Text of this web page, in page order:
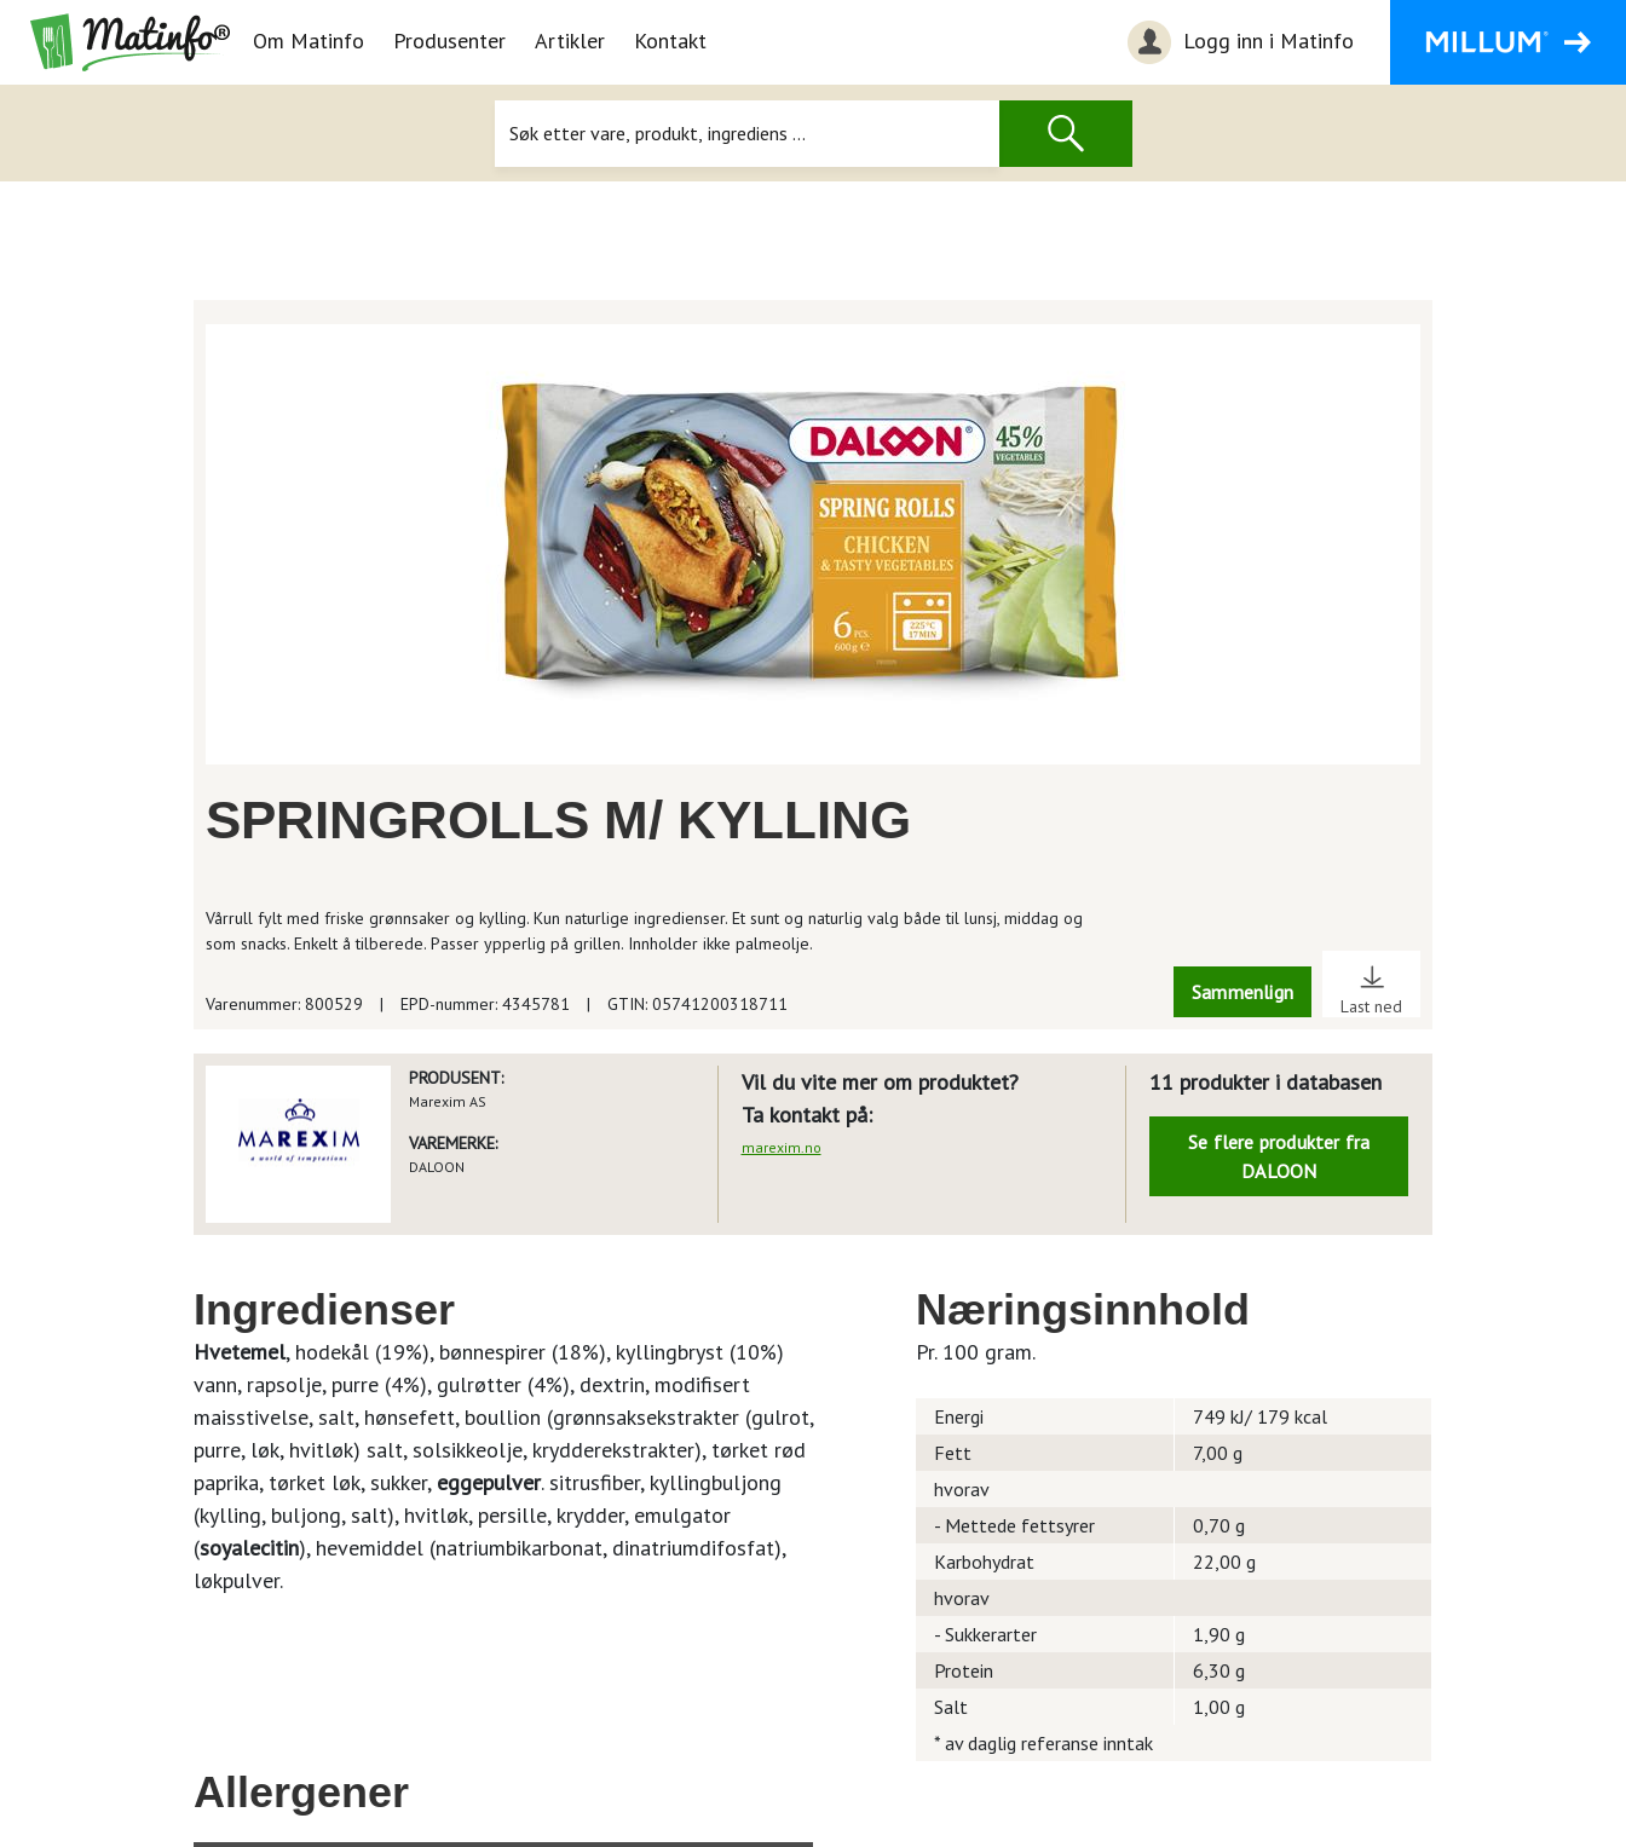
Navigasjon
Om Matinfo Produsenter Artikler Kontakt Logg inn i Matinfo
SPRINGROLLS M/ KYLLING
Vårrull fylt med friske grønnsaker og kylling. Kun naturlige ingredienser. Et sunt og naturlig valg både til lunsj, middag og
som snacks. Enkelt å tilberede. Passer ypperlig på grillen. Innholder ikke palmeolje.
Sammenlign
Last ned
Varenummer: 800529 | EPD-nummer: 4345781 | GTIN: 05741200318711
PRODUSENT:
Marexim AS
VAREMERKE:
DALOON
Vil du vite mer om produktet?
Ta kontakt på:
marexim.no
11 produkter i databasen
Se flere produkter fra
DALOON
Ingredienser
Hvetemel, hodekål (19%), bønnespirer (18%), kyllingbryst (10%)
vann, rapsolje, purre (4%), gulrøtter (4%), dextrin, modifisert
maisstivelse, salt, hønsefett, boullion (grønnsaksekstrakter (gulrot,
purre, løk, hvitløk) salt, solsikkeolje, krydderekstrakter), tørket rød
paprika, tørket løk, sukker, eggepulver. sitrusfiber, kyllingbuljong
(kylling, buljong, salt), hvitløk, persille, krydder, emulgator
(soyalecitin), hevemiddel (natriumbikarbonat, dinatriumdifosfat),
løkpulver.
Allergener
Næringsinnhold
Pr. 100 gram.
Energi
749 kJ/ 179 kcal
Fett
7,00 g
hvorav
- Mettede fettsyrer
0,70 g
Karbohydrat
22,00 g
hvorav
- Sukkerarter
1,90 g
Protein
6,30 g
Salt
1,00 g
* av daglig referanse inntak